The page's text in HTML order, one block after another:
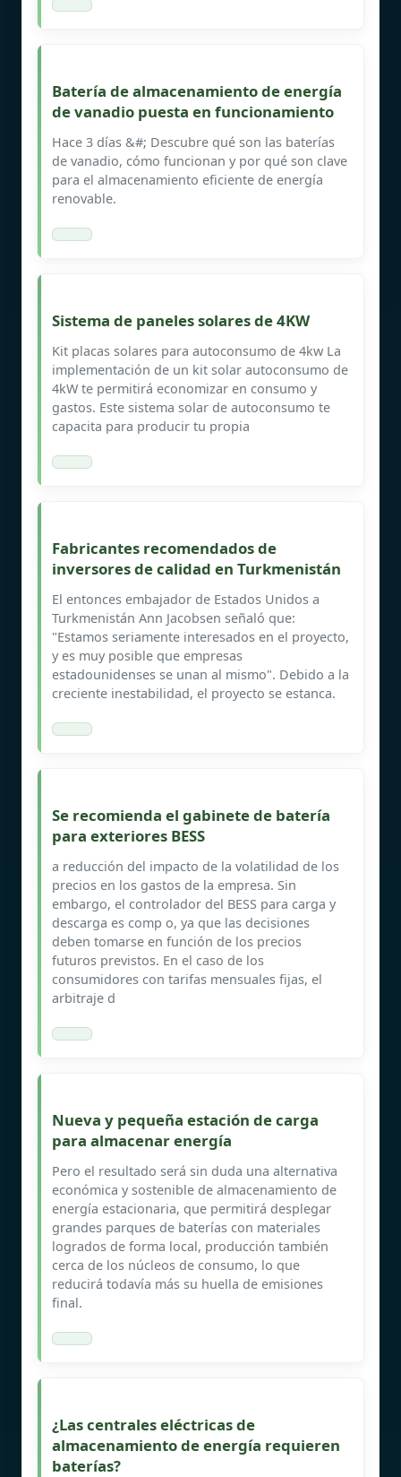
Batería de almacenamiento de energía
de vanadio puesta en funcionamiento
Hace 3 días &#; Descubre qué son las baterías
de vanadio, cómo funcionan y por qué son clave
para el almacenamiento eficiente de energía
renovable.
Sistema de paneles solares de 4KW
Kit placas solares para autoconsumo de 4kw La
implementación de un kit solar autoconsumo de
4kW te permitirá economizar en consumo y
gastos. Este sistema solar de autoconsumo te
capacita para producir tu propia
Fabricantes recomendados de
inversores de calidad en Turkmenistán
El entonces embajador de Estados Unidos a
Turkmenistán Ann Jacobsen señaló que:
"Estamos seriamente interesados en el proyecto,
y es muy posible que empresas
estadounidenses se unan al mismo". Debido a la
creciente inestabilidad, el proyecto se estanca.
Se recomienda el gabinete de batería
para exteriores BESS
a reducción del impacto de la volatilidad de los
precios en los gastos de la empresa. Sin
embargo, el controlador del BESS para carga y
descarga es comp o, ya que las decisiones
deben tomarse en función de los precios
futuros previstos. En el caso de los
consumidores con tarifas mensuales fijas, el
arbitraje d
Nueva y pequeña estación de carga
para almacenar energía
Pero el resultado será sin duda una alternativa
económica y sostenible de almacenamiento de
energía estacionaria, que permitirá desplegar
grandes parques de baterías con materiales
logrados de forma local, producción también
cerca de los núcleos de consumo, lo que
reducirá todavía más su huella de emisiones
final.
¿Las centrales eléctricas de
almacenamiento de energía requieren
baterías?